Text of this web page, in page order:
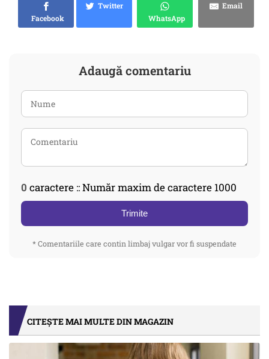
Facebook
Twitter
WhatsApp
Email
Adaugă comentariu
0 caractere :: Număr maxim de caractere 1000
Trimite
* Comentariile care contin limbaj vulgar vor fi suspendate
CITEȘTE MAI MULTE DIN MAGAZIN